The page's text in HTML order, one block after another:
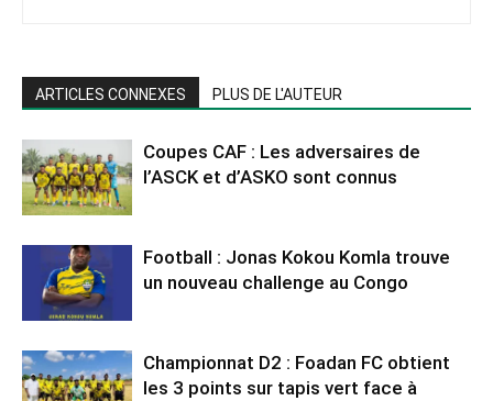
ARTICLES CONNEXES PLUS DE L'AUTEUR
Coupes CAF : Les adversaires de
l’ASCK et d’ASKO sont connus
Football : Jonas Kokou Komla trouve
un nouveau challenge au Congo
Championnat D2 : Foadan FC obtient
les 3 points sur tapis vert face à